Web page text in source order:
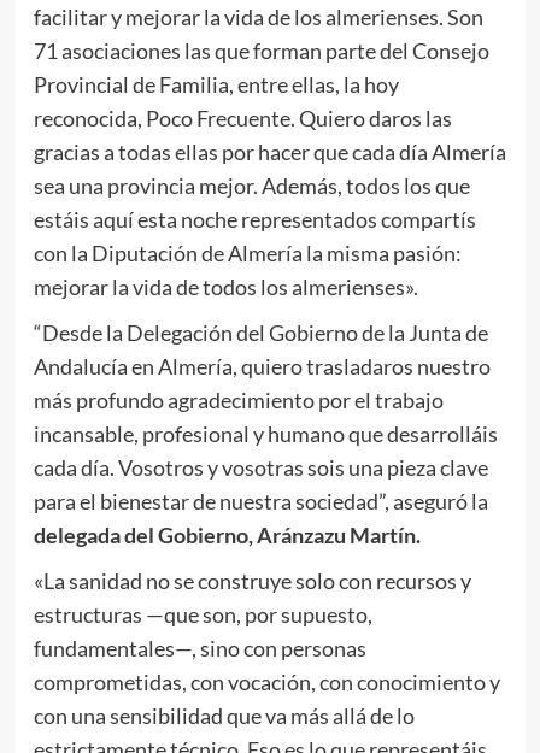
facilitar y mejorar la vida de los almerienses. Son
71 asociaciones las que forman parte del Consejo
Provincial de Familia, entre ellas, la hoy
reconocida, Poco Frecuente. Quiero daros las
gracias a todas ellas por hacer que cada día Almería
sea una provincia mejor. Además, todos los que
estáis aquí esta noche representados compartís
con la Diputación de Almería la misma pasión:
mejorar la vida de todos los almerienses».
“Desde la Delegación del Gobierno de la Junta de
Andalucía en Almería, quiero trasladaros nuestro
más profundo agradecimiento por el trabajo
incansable, profesional y humano que desarrolláis
cada día. Vosotros y vosotras sois una pieza clave
para el bienestar de nuestra sociedad”, aseguró la
delegada del Gobierno, Aránzazu Martín.
«La sanidad no se construye solo con recursos y
estructuras —que son, por supuesto,
fundamentales—, sino con personas
comprometidas, con vocación, con conocimiento y
con una sensibilidad que va más allá de lo